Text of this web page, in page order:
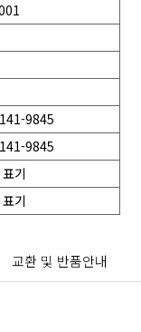
9845
9845
기
기
교환 및 반품안내